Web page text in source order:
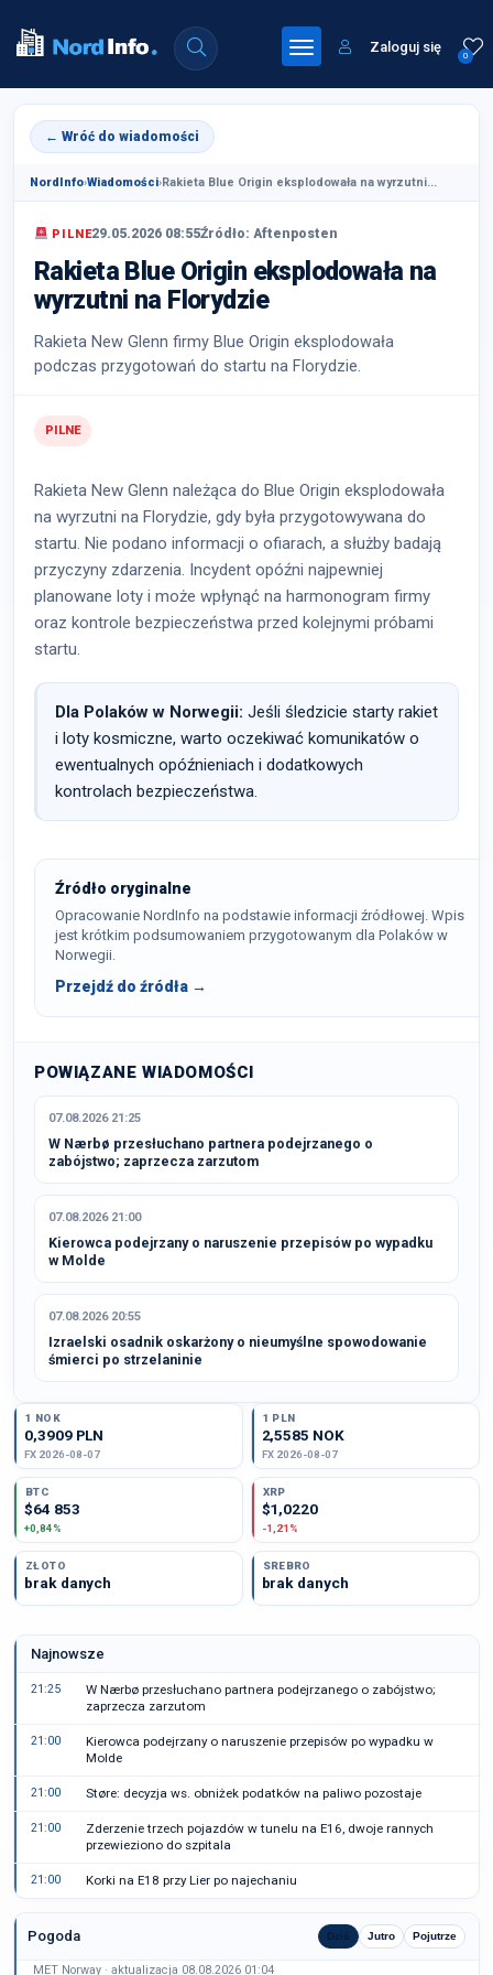
0
Zaloguj się
← Wróć do wiadomości
NordInfo›Wiadomości›Rakieta Blue Origin eksplodowała na wyrzutni...
PILNE29.05.2026 08:55Źródło: Aftenposten
Rakieta Blue Origin eksplodowała na
wyrzutni na Florydzie
Rakieta New Glenn firmy Blue Origin eksplodowała
podczas przygotowań do startu na Florydzie.
PILNE
Rakieta New Glenn należąca do Blue Origin eksplodowała
na wyrzutni na Florydzie, gdy była przygotowywana do
startu. Nie podano informacji o ofiarach, a służby badają
przyczyny zdarzenia. Incydent opóźni najpewniej
planowane loty i może wpłynąć na harmonogram firmy
oraz kontrole bezpieczeństwa przed kolejnymi próbami
startu.
Dla Polaków w Norwegii: Jeśli śledzicie starty rakiet
i loty kosmiczne, warto oczekiwać komunikatów o
ewentualnych opóźnieniach i dodatkowych
kontrolach bezpieczeństwa.
Źródło oryginalne
Opracowanie NordInfo na podstawie informacji źródłowej. Wpis
jest krótkim podsumowaniem przygotowanym dla Polaków w
Norwegii.
Przejdź do źródła →
POWIĄZANE WIADOMOŚCI
07.08.2026 21:25
W Nærbø przesłuchano partnera podejrzanego o
zabójstwo; zaprzecza zarzutom
07.08.2026 21:00
Kierowca podejrzany o naruszenie przepisów po wypadku
w Molde
07.08.2026 20:55
Izraelski osadnik oskarżony o nieumyślne spowodowanie
śmierci po strzelaninie
1 NOK
0,3909 PLN
FX 2026-08-07
1 PLN
2,5585 NOK
FX 2026-08-07
BTC
$64 853
+0,84%
XRP
$1,0220
-1,21%
ZŁOTO
brak danych
SREBRO
brak danych
Najnowsze
21:25
W Nærbø przesłuchano partnera podejrzanego o zabójstwo;
zaprzecza zarzutom
21:00
Kierowca podejrzany o naruszenie przepisów po wypadku w
Molde
21:00 Støre: decyzja ws. obniżek podatków na paliwo pozostaje
21:00
Zderzenie trzech pojazdów w tunelu na E16, dwoje rannych
przewieziono do szpitala
21:00 Korki na E18 przy Lier po najechaniu
Pogoda Dziś Jutro Pojutrze
MET Norway · aktualizacja 08.08.2026 01:04